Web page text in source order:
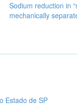
Sodium reduction in
mechanically